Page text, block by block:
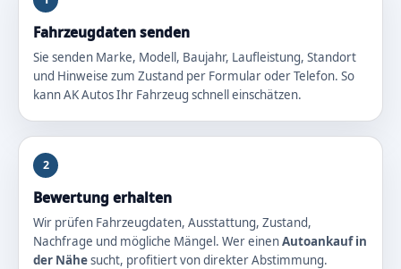
Fahrzeugdaten senden
Sie senden Marke, Modell, Baujahr, Laufleistung, Standort
und Hinweise zum Zustand per Formular oder Telefon. So
kann AK Autos Ihr Fahrzeug schnell einschätzen.
2
Bewertung erhalten
Wir prüfen Fahrzeugdaten, Ausstattung, Zustand,
Nachfrage und mögliche Mängel. Wer einenAutoankauf in
der Nähesucht, profitiert von direkter Abstimmung.